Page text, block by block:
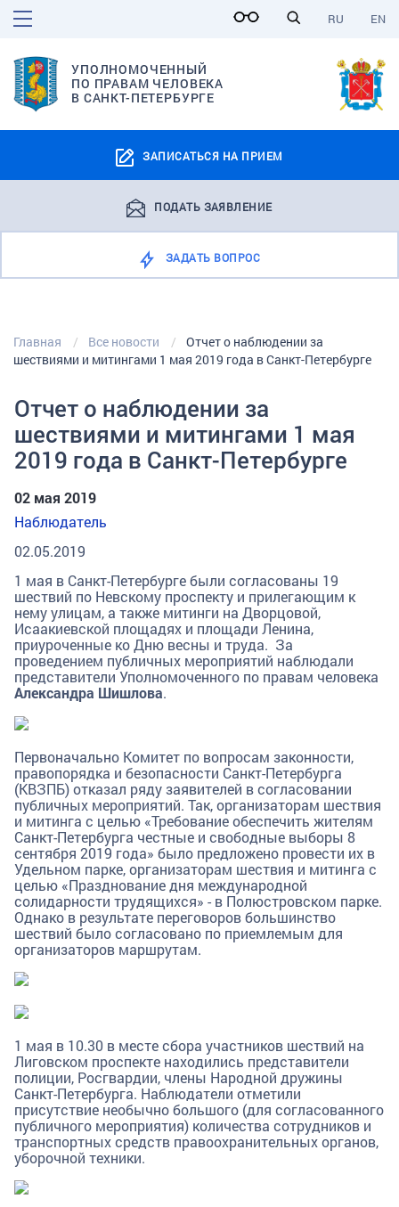
EN
RU
УПОЛНОМОЧЕННЫЙ
ПО ПРАВАМ ЧЕЛОВЕКА
В САНКТ-ПЕТЕРБУРГЕ
ЗАПИСАТЬСЯ НА ПРИЕМ
ПОДАТЬ ЗАЯВЛЕНИЕ
ЗАДАТЬ ВОПРОС
Главная Все новости
Отчет о наблюдении за
шествиями и митингами 1 мая 2019 года в Санкт-Петербурге
Отчет о наблюдении за
шествиями и митингами 1 мая
2019 года в Санкт-Петербурге
02 мая 2019
Наблюдатель
02.05.2019
1 мая в Санкт-Петербурге были согласованы 19
шествий по Невскому проспекту и прилегающим к
нему улицам, а также митинги на Дворцовой,
Исаакиевской площадях и площади Ленина,
приуроченные ко Дню весны и труда. За
проведением публичных мероприятий наблюдали
представители Уполномоченного по правам человека
Александра Шишлова.
Первоначально Комитет по вопросам законности,
правопорядка и безопасности Санкт-Петербурга
(КВЗПБ) отказал ряду заявителей в согласовании
публичных мероприятий. Так, организаторам шествия
и митинга с целью «Требование обеспечить жителям
Санкт-Петербурга честные и свободные выборы 8
сентября 2019 года» было предложено провести их в
Удельном парке, организаторам шествия и митинга с
целью «Празднование дня международной
солидарности трудящихся» - в Полюстровском парке.
Однако в результате переговоров большинство
шествий было согласовано по приемлемым для
организаторов маршрутам.
1 мая в 10.30 в месте сбора участников шествий на
Лиговском проспекте находились представители
полиции, Росгвардии, члены Народной дружины
Санкт-Петербурга. Наблюдатели отметили
присутствие необычно большого (для согласованного
публичного мероприятия) количества сотрудников и
транспортных средств правоохранительных органов,
уборочной техники.